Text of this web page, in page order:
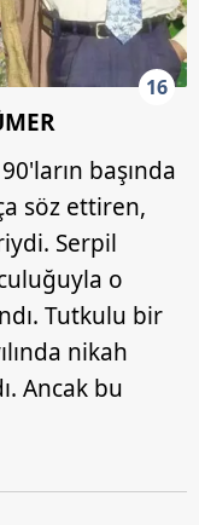
16
başında
söz ettiren,
Serpil
o
Tutkulu bir
nikah
Ancak bu